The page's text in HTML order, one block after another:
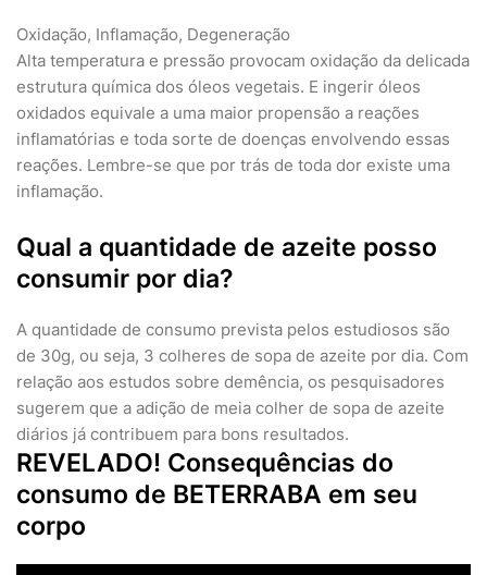
Oxidação, Inflamação, Degeneração
Alta temperatura e pressão provocam oxidação da delicada
estrutura química dos óleos vegetais. E ingerir óleos
oxidados equivale a uma maior propensão a reações
inflamatórias e toda sorte de doenças envolvendo essas
reações. Lembre-se que por trás de toda dor existe uma
inflamação.
Qual a quantidade de azeite posso
consumir por dia?
A quantidade de consumo prevista pelos estudiosos são
de 30g, ou seja, 3 colheres de sopa de azeite por dia. Com
relação aos estudos sobre demência, os pesquisadores
sugerem que a adição de meia colher de sopa de azeite
diários já contribuem para bons resultados.
REVELADO! Consequências do
consumo de BETERRABA em seu
corpo